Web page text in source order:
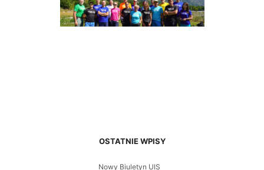
OSTATNIE WPISY
Nowy Biuletyn UIS